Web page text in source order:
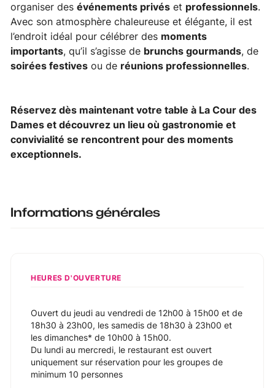
organiser desévénements privés et professionnels.
Avec son atmosphère chaleureuse et élégante, il est
l’endroit idéal pour célébrer des moments
importants, qu’il s’agisse de brunchs gourmands, de
soirées festives ou de réunions professionnelles.
Réservez dès maintenant votre table à La Cour des
Dames et découvrez un lieu où gastronomie et
convivialité se rencontrent pour des moments
exceptionnels.
Informations générales
HEURES D'OUVERTURE
Ouvert du jeudi au vendredi de 12h00 à 15h00 et de
18h30 à 23h00, les samedis de 18h30 à 23h00 et
les dimanches* de 10h00 à 15h00.
Du lundi au mercredi, le restaurant est ouvert
uniquement sur réservation pour les groupes de
minimum 10 personnes